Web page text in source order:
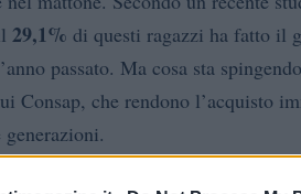
29,1% di questi ragazzi ha fatto il
passato. Ma cosa sta
Consap, che rendono l’acquisto
generazioni.